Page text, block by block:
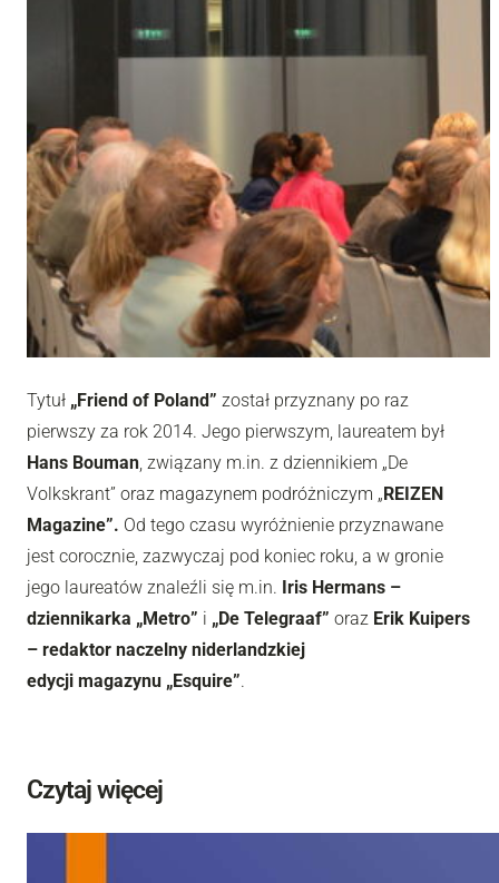
Tytuł „Friend of Poland” został przyznany po raz
pierwszy za rok 2014. Jego pierwszym, laureatem był
Hans Bouman, związany m.in. z dziennikiem „De
Volkskrant” oraz magazynem podróżniczym „REIZEN
Magazine”. Od tego czasu wyróżnienie przyznawane
jest corocznie, zazwyczaj pod koniec roku, a w gronie
jego laureatów znaleźli się m.in. Iris Hermans –
dziennikarka „Metro” i „De Telegraaf” oraz Erik Kuipers
– redaktor naczelny niderlandzkiej
edycji magazynu „Esquire”.
Czytaj więcej